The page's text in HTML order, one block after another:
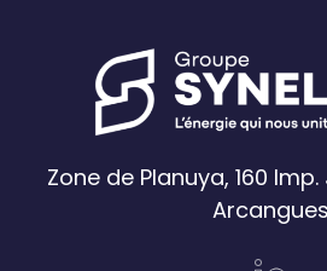
Zone de Planuya, 160
Arcangues